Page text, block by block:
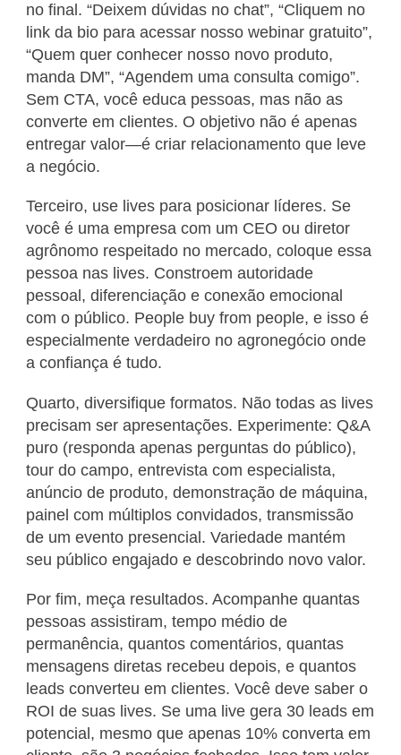
no final. “Deixem dúvidas no chat”, “Cliquem no
link da bio para acessar nosso webinar gratuito”,
“Quem quer conhecer nosso novo produto,
manda DM”, “Agendem uma consulta comigo”.
Sem CTA, você educa pessoas, mas não as
converte em clientes. O objetivo não é apenas
entregar valor—é criar relacionamento que leve
a negócio.
Terceiro, use lives para posicionar líderes. Se
você é uma empresa com um CEO ou diretor
agrônomo respeitado no mercado, coloque essa
pessoa nas lives. Constroem autoridade
pessoal, diferenciação e conexão emocional
com o público. People buy from people, e isso é
especialmente verdadeiro no agronegócio onde
a confiança é tudo.
Quarto, diversifique formatos. Não todas as lives
precisam ser apresentações. Experimente: Q&A
puro (responda apenas perguntas do público),
tour do campo, entrevista com especialista,
anúncio de produto, demonstração de máquina,
painel com múltiplos convidados, transmissão
de um evento presencial. Variedade mantém
seu público engajado e descobrindo novo valor.
Por fim, meça resultados. Acompanhe quantas
pessoas assistiram, tempo médio de
permanência, quantos comentários, quantas
mensagens diretas recebeu depois, e quantos
leads converteu em clientes. Você deve saber o
ROI de suas lives. Se uma live gera 30 leads em
potencial, mesmo que apenas 10% converta em